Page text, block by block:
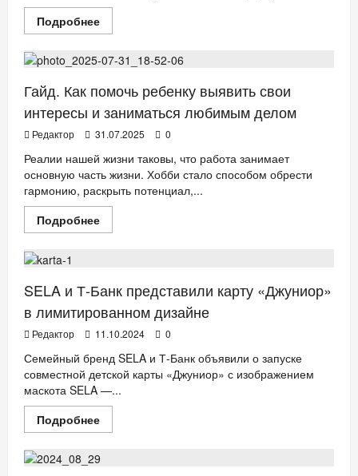
ПодробнееПрочитать
больше
Familia
—
помощник
в
подготовке
к
новому
учебному
году.
ДЕТИ
Гайд. Как помочь ребенку выявить свои
интересы и заниматься любимым делом
Редактор 31.07.2025 0
Реалии нашей жизни таковы, что работа занимает
основную часть жизни. Хобби стало способом обрести
гармонию, раскрыть потенциал,...
ПодробнееПрочитать
больше
ребенку
выявить
свои
интересы
и
заниматься
любимым
делом
SELA и Т-Банк представили карту «Джуниор»
в лимитированном дизайне
Редактор 11.10.2024 0
Семейный бренд SELA и Т-Банк объявили о запуске
совместной детской карты «Джуниор» с изображением
маскота SELA —...
ПодробнееПрочитать
больше
и
ДЕТИ Мода